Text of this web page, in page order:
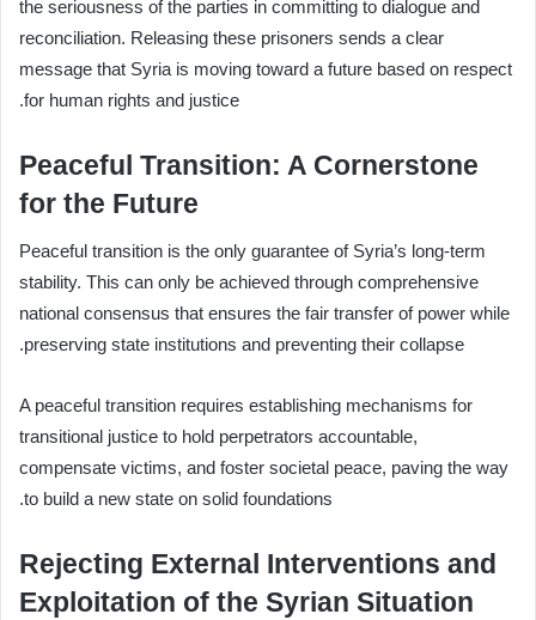
the seriousness of the parties in committing to dialogue and
reconciliation. Releasing these prisoners sends a clear
message that Syria is moving toward a future based on respect
for human rights and justice.
Peaceful Transition: A Cornerstone
for the Future
Peaceful transition is the only guarantee of Syria’s long-term
stability. This can only be achieved through comprehensive
national consensus that ensures the fair transfer of power while
preserving state institutions and preventing their collapse.
A peaceful transition requires establishing mechanisms for
transitional justice to hold perpetrators accountable,
compensate victims, and foster societal peace, paving the way
to build a new state on solid foundations.
Rejecting External Interventions and
Exploitation of the Syrian Situation